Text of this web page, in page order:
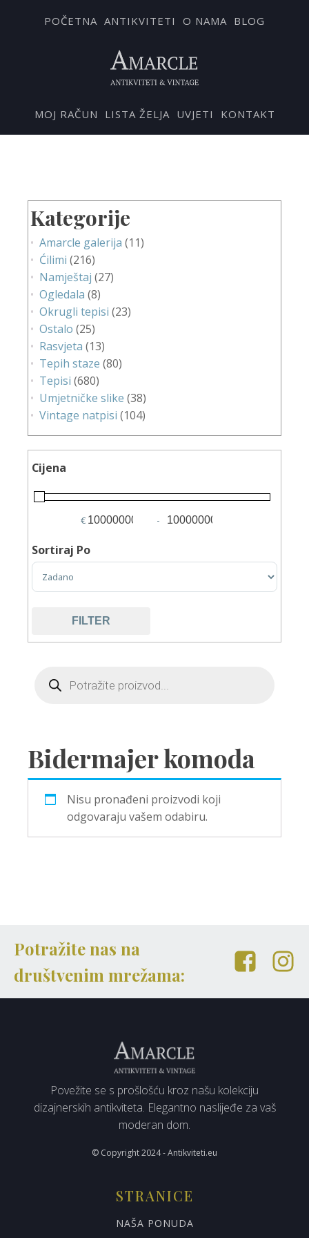
POČETNA ANTIKVITETI O NAMA BLOG
MOJ RAČUN LISTA ŽELJA UVJETI KONTAKT
Kategorije
Amarcle galerija (11)
Ćilimi (216)
Namještaj (27)
Ogledala (8)
Okrugli tepisi (23)
Ostalo (25)
Rasvjeta (13)
Tepih staze (80)
Tepisi (680)
Umjetničke slike (38)
Vintage natpisi (104)
Cijena
€
Minimum Price
-
Maximum Price
Sortiraj Po
Sort Products
FILTER
Bidermajer komoda
Nisu pronađeni proizvodi koji
odgovaraju vašem odabiru.
Potražite nas na
društvenim mrežama:
Povežite se s prošlošću kroz našu kolekciju
dizajnerskih antikviteta. Elegantno naslijeđe za vaš
moderan dom.
© Copyright 2024 - Antikviteti.eu
STRANICE
NAŠA PONUDA